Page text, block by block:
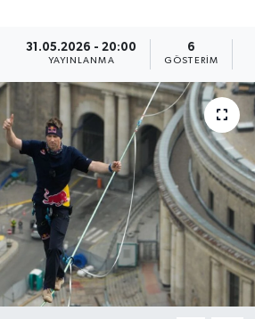
31.05.2026 - 20:00
YAYINLANMA
6
GÖSTERIM